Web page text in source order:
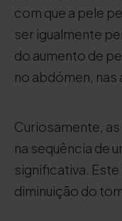
com que a pele
ser igualmente
do aumento de
no abdómen, nas
Curiosamente,
na sequência de
significativa.
diminuição do